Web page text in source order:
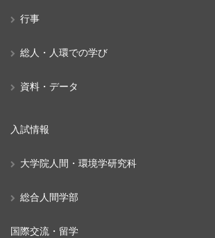
行事
総人・人環での学び
資料・データ
入試情報
大学院人間・環境学研究科
総合人間学部
国際交流・留学